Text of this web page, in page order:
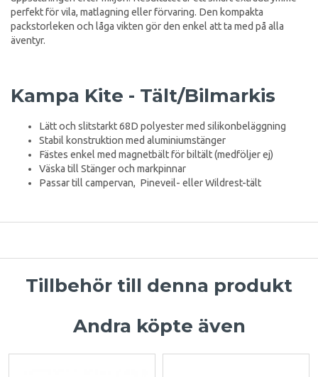
perfekt för vila, matlagning eller förvaring. Den kompakta
packstorleken och låga vikten gör den enkel att ta med på alla
äventyr.
Kampa Kite - Tält/Bilmarkis
Lätt och slitstarkt 68D polyester med silikonbeläggning
Stabil konstruktion med aluminiumstänger
Fästes enkel med magnetbält för biltält (medföljer ej)
Väska till Stänger och markpinnar
Passar till campervan, Pineveil- eller Wildrest-tält
Tillbehör till denna produkt
Andra köpte även